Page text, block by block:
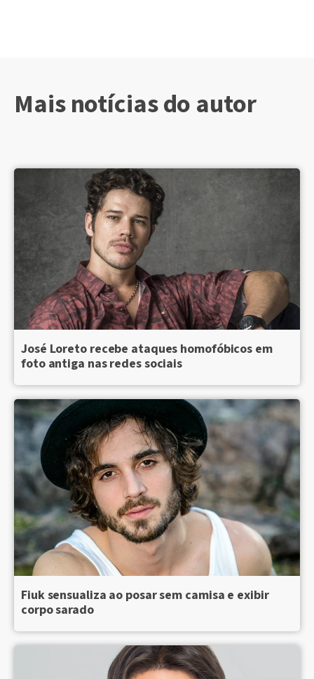
Mais notícias do autor
José Loreto recebe ataques homofóbicos em
foto antiga nas redes sociais
Fiuk sensualiza ao posar sem camisa e exibir
corpo sarado